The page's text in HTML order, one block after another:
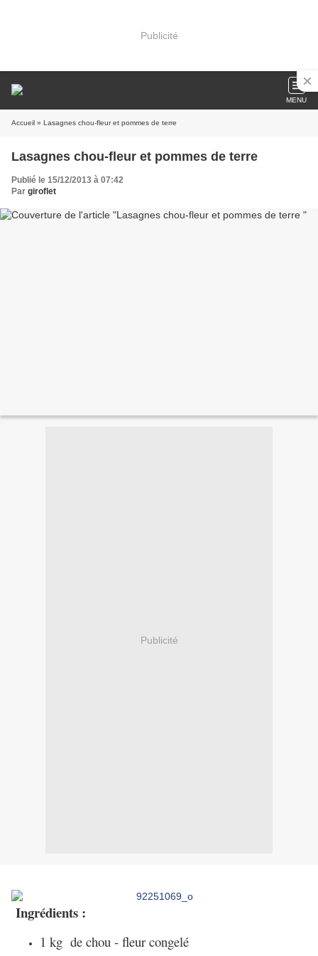
Publicité
MENU
Accueil » Lasagnes chou-fleur et pommes de terre
Lasagnes chou-fleur et pommes de terre
Publié le 15/12/2013 à 07:42
Par giroflet
Publicité
Ingrédients :
1 kg de chou - fleur congelé